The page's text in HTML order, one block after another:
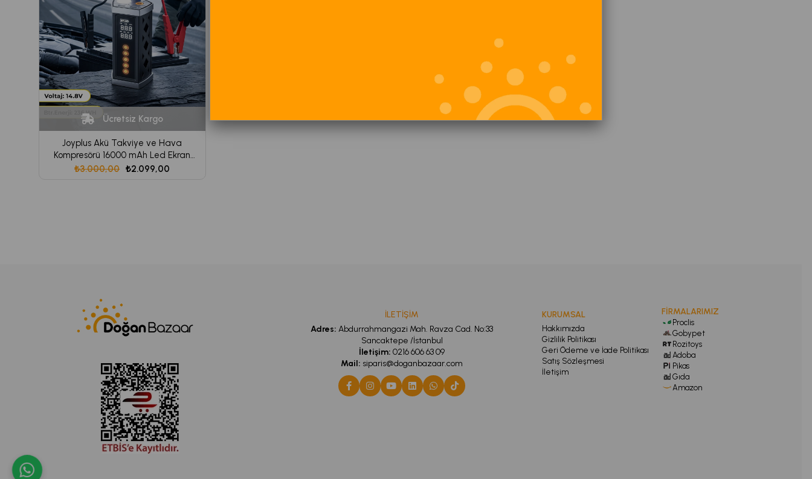
Joyplus Akü Takviye ve Hava
Kompresörü 16000 mAh Led Ekran
Powerbank₺2.099,00
₺3.000,00
Ücretsiz Kargo
İLETİŞİM
Adres: Abdurrahmangazi Mah. Ravza Cad. No:33
Sancaktepe /İstanbul
İletişim: 0216 606 63 09
Mail: siparis@doganbazaar.com
KURUMSAL
Hakkımızda
Gizlilik Politikası
Geri Ödeme ve İade Politikası
Satış Sözleşmesi
İletişim
FİRMALARIMIZ
Proclis
Gobypet
Rozitoys
Adoba
Pikas
Gıda
Amazon